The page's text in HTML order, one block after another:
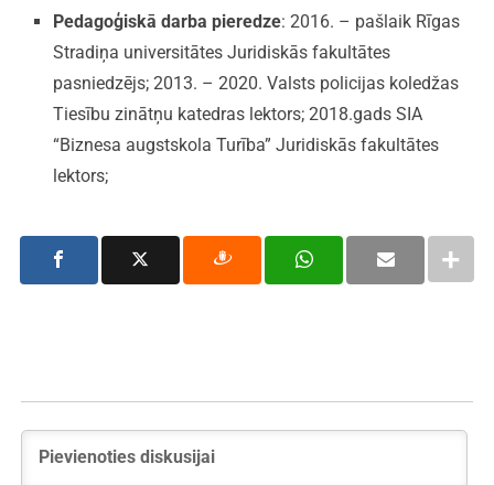
Pedagoģiskā darba pieredze: 2016. – pašlaik Rīgas
Stradiņa universitātes Juridiskās fakultātes
pasniedzējs; 2013. – 2020. Valsts policijas koledžas
Tiesību zinātņu katedras lektors; 2018.gads SIA
“Biznesa augstskola Turība” Juridiskās fakultātes
lektors;